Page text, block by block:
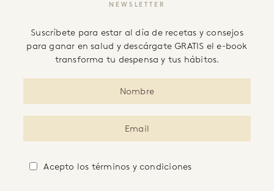
NEWSLETTER
Suscríbete para estar al día de recetas y consejos
para ganar en salud y descárgate GRATIS el e-book
transforma tu despensa y tus hábitos.
Acepto los términos y condiciones